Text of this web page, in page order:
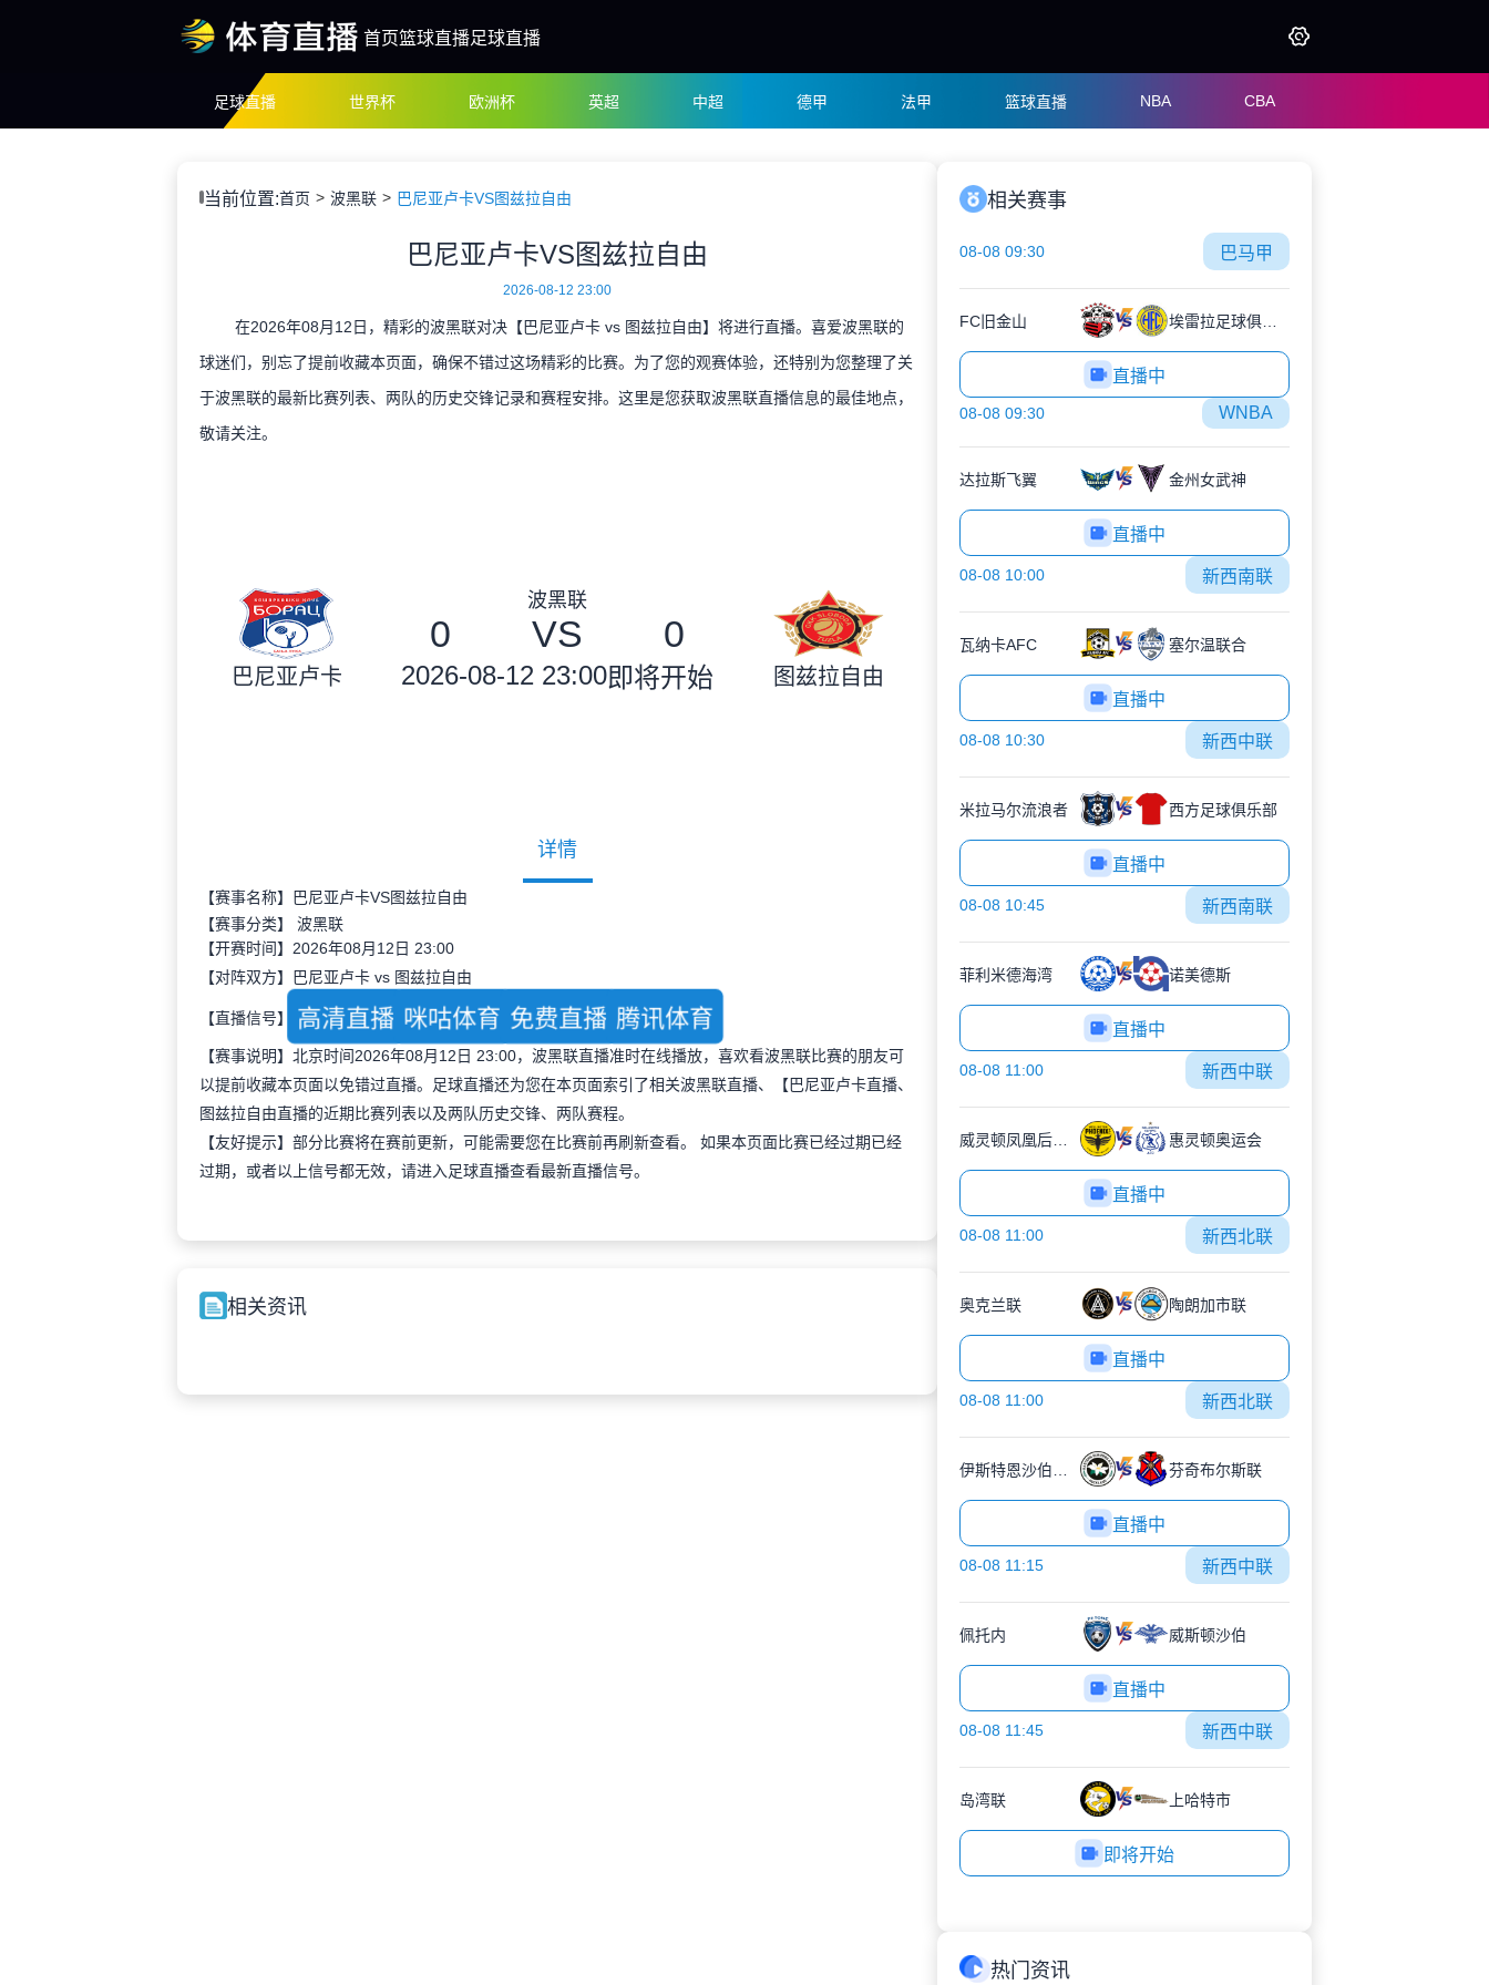
首页篮球直播足球直播
足球直播 世界杯 欧洲杯 英超 中超 德甲 法甲 篮球直播 NBA CBA
当前位置:首页 波黑联 巴尼亚卢卡VS图兹拉自由
巴尼亚卢卡VS图兹拉自由
2026-08-12 23:00
在2026年08月12日，精彩的波黑联对决【巴尼亚卢卡 vs 图兹拉自由】将进行直播。喜爱波黑联的
球迷们，别忘了提前收藏本页面，确保不错过这场精彩的比赛。为了您的观赛体验，还特别为您整理了关
于波黑联的最新比赛列表、两队的历史交锋记录和赛程安排。这里是您获取波黑联直播信息的最佳地点，
敬请关注。
巴尼亚卢卡
波黑联
0 VS 0
2026-08-12 23:00即将开始 图兹拉自由
详情
【赛事名称】巴尼亚卢卡VS图兹拉自由
【赛事分类】 波黑联
【开赛时间】2026年08月12日 23:00
【对阵双方】巴尼亚卢卡 vs 图兹拉自由
【直播信号】 高清直播 咪咕体育 免费直播 腾讯体育
【赛事说明】北京时间2026年08月12日 23:00，波黑联直播准时在线播放，喜欢看波黑联比赛的朋友可
以提前收藏本页面以免错过直播。足球直播还为您在本页面索引了相关波黑联直播、【巴尼亚卢卡直播、
图兹拉自由直播的近期比赛列表以及两队历史交锋、两队赛程。
【友好提示】部分比赛将在赛前更新，可能需要您在比赛前再刷新查看。 如果本页面比赛已经过期已经
过期，或者以上信号都无效，请进入足球直播查看最新直播信号。
相关资讯
相关赛事
08-08 09:30 巴马甲
FC旧金山 埃雷拉足球俱乐部
直播中
08-08 09:30 WNBA
达拉斯飞翼 金州女武神
直播中
08-08 10:00 新西南联
瓦纳卡AFC 塞尔温联合
直播中
08-08 10:30 新西中联
米拉马尔流浪者 西方足球俱乐部
直播中
08-08 10:45 新西南联
菲利米德海湾 诺美德斯
直播中
08-08 11:00 新西中联
惠灵顿奥运会
直播中
08-08 11:00 新西北联
奥克兰联 陶朗加市联
直播中
08-08 11:00 新西北联
芬奇布尔斯联
直播中
08-08 11:15 新西中联
佩托内 威斯顿沙伯
直播中
08-08 11:45 新西中联
岛湾联 上哈特市
即将开始
热门资讯